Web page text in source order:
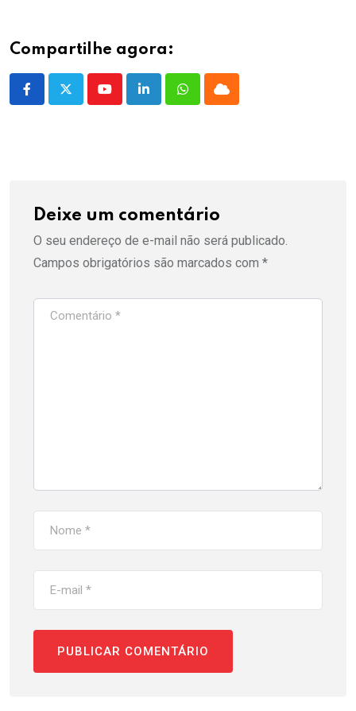
Compartilhe agora:
YoutubeLinkedInWhatsappCloud
Deixe um comentário
O seu endereço de e-mail não será publicado.
Campos obrigatórios são marcados com *